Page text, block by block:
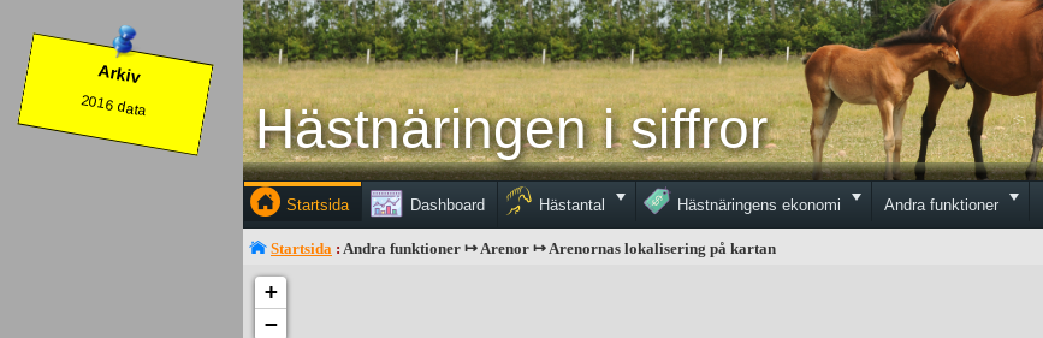
Arkiv
2016 data Hästnäringen i siffror
Startsida Dashboard Hästantal Hästnäringens ekonomi Andra funktioner
Startsida : Andra funktioner ↦ Arenor ↦ Arenornas lokalisering på kartan
+
−
Select design option: